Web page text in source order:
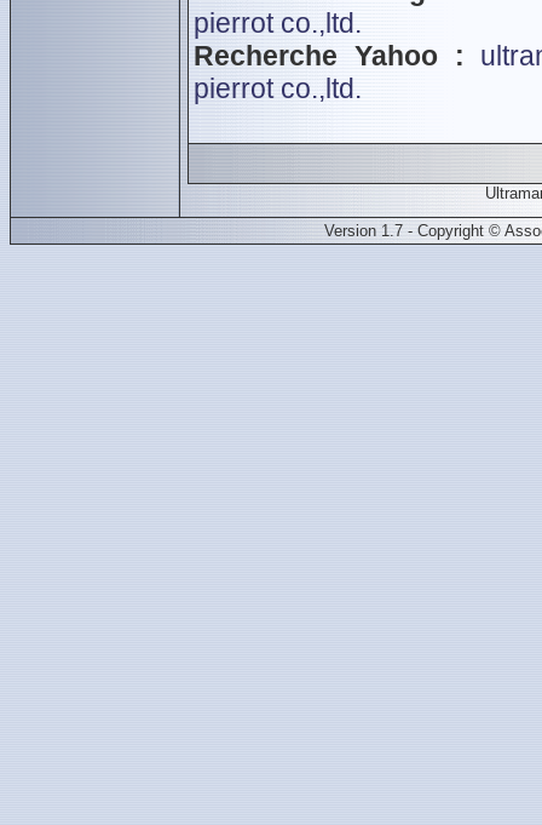
pierrot co.,ltd.
Recherche Yahoo :
pierrot co.,ltd.
Version 1.7 - Copyright ©